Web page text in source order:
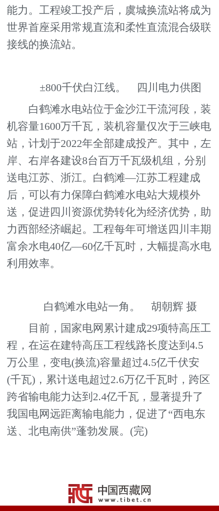
能力。工程竣工投产后，虞城换流站将成为
世界首座采用常规直流和柔性直流混合级联
接线的换流站。
±800千伏白江线。 四川电力供图
白鹤滩水电站位于金沙江干流河段，装
机容量1600万千瓦，装机容量仅次于三峡电
站，计划于2022年全部建成投产。其中，左
岸、右岸各建设8台百万千瓦级机组，分别
送电江苏、浙江。白鹤滩—江苏工程建成
后，可以有力保障白鹤滩水电站大规模外
送，促进四川资源优势转化为经济优势，助
力西部经济崛起。工程每年可增送四川丰期
富余水电40亿—60亿千瓦时，大幅提高水电
利用效率。
白鹤滩水电站一角。 胡朝辉 摄
目前，国家电网累计建成29项特高压工
程，在运在建特高压工程线路长度达到4.5
万公里，变电(换流)容量超过4.5亿千伏安
(千瓦)，累计送电超过2.6万亿千瓦时，跨区
跨省输电能力达到2.4亿千瓦，显著提升了
我国电网远距离输电能力，促进了“西电东
送、北电南供”蓬勃发展。(完)